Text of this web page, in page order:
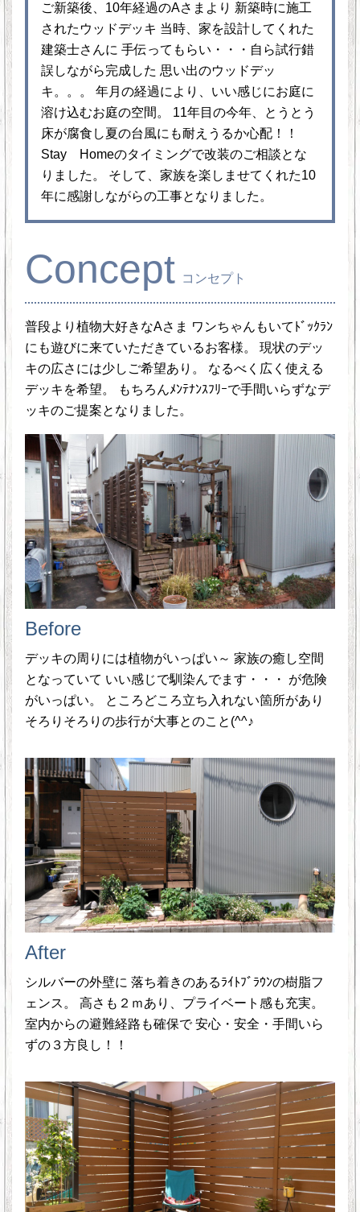
ご新築後、10年経過のAさまより 新築時に施工
されたウッドデッキ 当時、家を設計してくれた
建築士さんに 手伝ってもらい・・・自ら試行錯
誤しながら完成した 思い出のウッドデッ
キ。。。 年月の経過により、いい感じにお庭に
溶け込むお庭の空間。 11年目の今年、とうとう
床が腐食し夏の台風にも耐えうるか心配！！
Stay Homeのタイミングで改装のご相談とな
りました。 そして、家族を楽しませてくれた10
年に感謝しながらの工事となりました。
Concept コンセプト
普段より植物大好きなAさま ワンちゃんもいてﾄﾞｯｸﾗﾝ
にも遊びに来ていただきているお客様。 現状のデッ
キの広さには少しご希望あり。 なるべく広く使える
デッキを希望。 もちろんﾒﾝﾃﾅﾝｽﾌﾘｰで手間いらずなデ
ッキのご提案となりました。
Before
デッキの周りには植物がいっぱい～ 家族の癒し空間
となっていて いい感じで馴染んでます・・・ が危険
がいっぱい。 ところどころ立ち入れない箇所があり
そろりそろりの歩行が大事とのこと(^^♪
After
シルバーの外壁に 落ち着きのあるﾗｲﾄﾌﾞﾗｳﾝの樹脂フ
ェンス。 高さも２ｍあり、プライベート感も充実。
室内からの避難経路も確保で 安心・安全・手間いら
ずの３方良し！！